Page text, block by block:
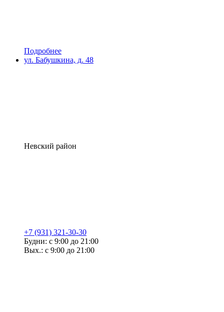
Подробнее
ул. Бабушкина, д. 48
Невский район
+7 (931) 321-30-30
Будни: с 9:00 до 21:00
Вых.: с 9:00 до 21:00